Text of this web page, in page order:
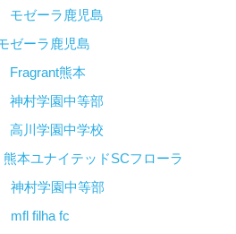
モゼーラ鹿児島
ゼーラ鹿児島
Fragrant熊本
神村学園中等部
高川学園中学校
熊本ユナイテッドSCフローラ
神村学園中等部
mfl filha fc